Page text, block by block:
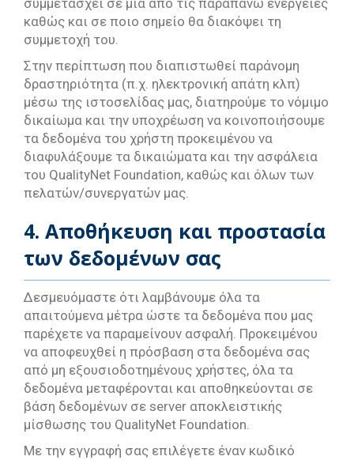
συμμετάσχει σε μία από τις παραπάνω ενέργειες
καθώς και σε ποιο σημείο θα διακόψει τη
συμμετοχή του.
Στην περίπτωση που διαπιστωθεί παράνομη
δραστηριότητα (π.χ. ηλεκτρονική απάτη κλπ)
μέσω της ιστοσελίδας μας, διατηρούμε το νόμιμο
δικαίωμα και την υποχρέωση να κοινοποιήσουμε
τα δεδομένα του χρήστη προκειμένου να
διαφυλάξουμε τα δικαιώματα και την ασφάλεια
του QualityNet Foundation, καθώς και όλων των
πελατών/συνεργατών μας.
4. Αποθήκευση και προστασία
των δεδομένων σας
Δεσμευόμαστε ότι λαμβάνουμε όλα τα
απαιτούμενα μέτρα ώστε τα δεδομένα που μας
παρέχετε να παραμείνουν ασφαλή. Προκειμένου
να αποφευχθεί η πρόσβαση στα δεδομένα σας
από μη εξουσιοδοτημένους χρήστες, όλα τα
δεδομένα μεταφέρονται και αποθηκεύονται σε
βάση δεδομένων σε server αποκλειστικής
μίσθωσης του QualityNet Foundation.
Με την εγγραφή σας επιλέγετε έναν κωδικό